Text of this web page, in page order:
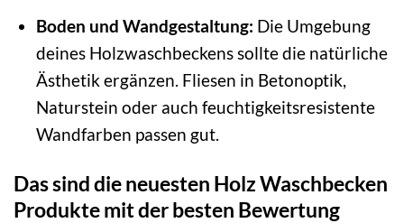
Boden und Wandgestaltung: Die Umgebung
deines Holzwaschbeckens sollte die natürliche
Ästhetik ergänzen. Fliesen in Betonoptik,
Naturstein oder auch feuchtigkeitsresistente
Wandfarben passen gut.
Das sind die neuesten Holz Waschbecken
Produkte mit der besten Bewertung